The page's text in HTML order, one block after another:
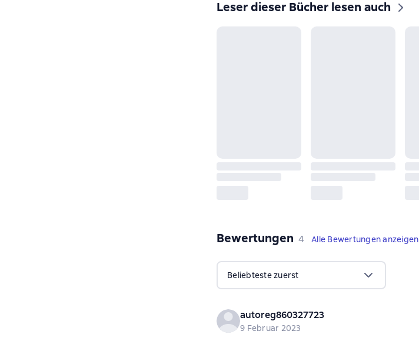
Leser dieser Bücher lesen auch
Bewertungen 4 Bewertungen
4 Alle Bewertungen anzeigen
Beliebteste zuerst
autoreg860327723
9 Februar 2023